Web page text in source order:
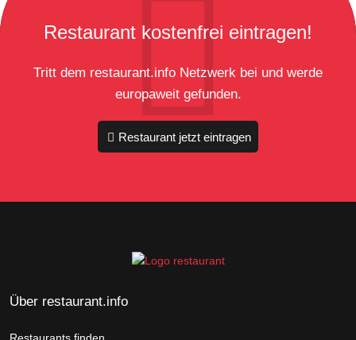
Restaurant kostenfrei eintragen!
Tritt dem restaurant.info Netzwerk bei und werde
europaweit gefunden.
Restaurant jetzt eintragen
Über restaurant.info